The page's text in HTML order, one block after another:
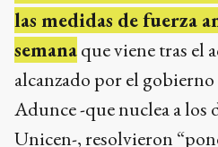
las medidas de fuerza
semanaque viene tras el
alcanzado por el
Adunce -que nuclea a los
Unicen-, resolvieron